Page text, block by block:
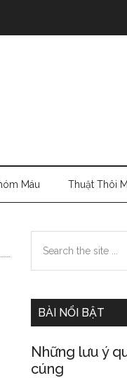
Máu Thuật Thôi
Primary
Sidebar
the
BÀI NỔI BẬT
Những lưu ý
cúng